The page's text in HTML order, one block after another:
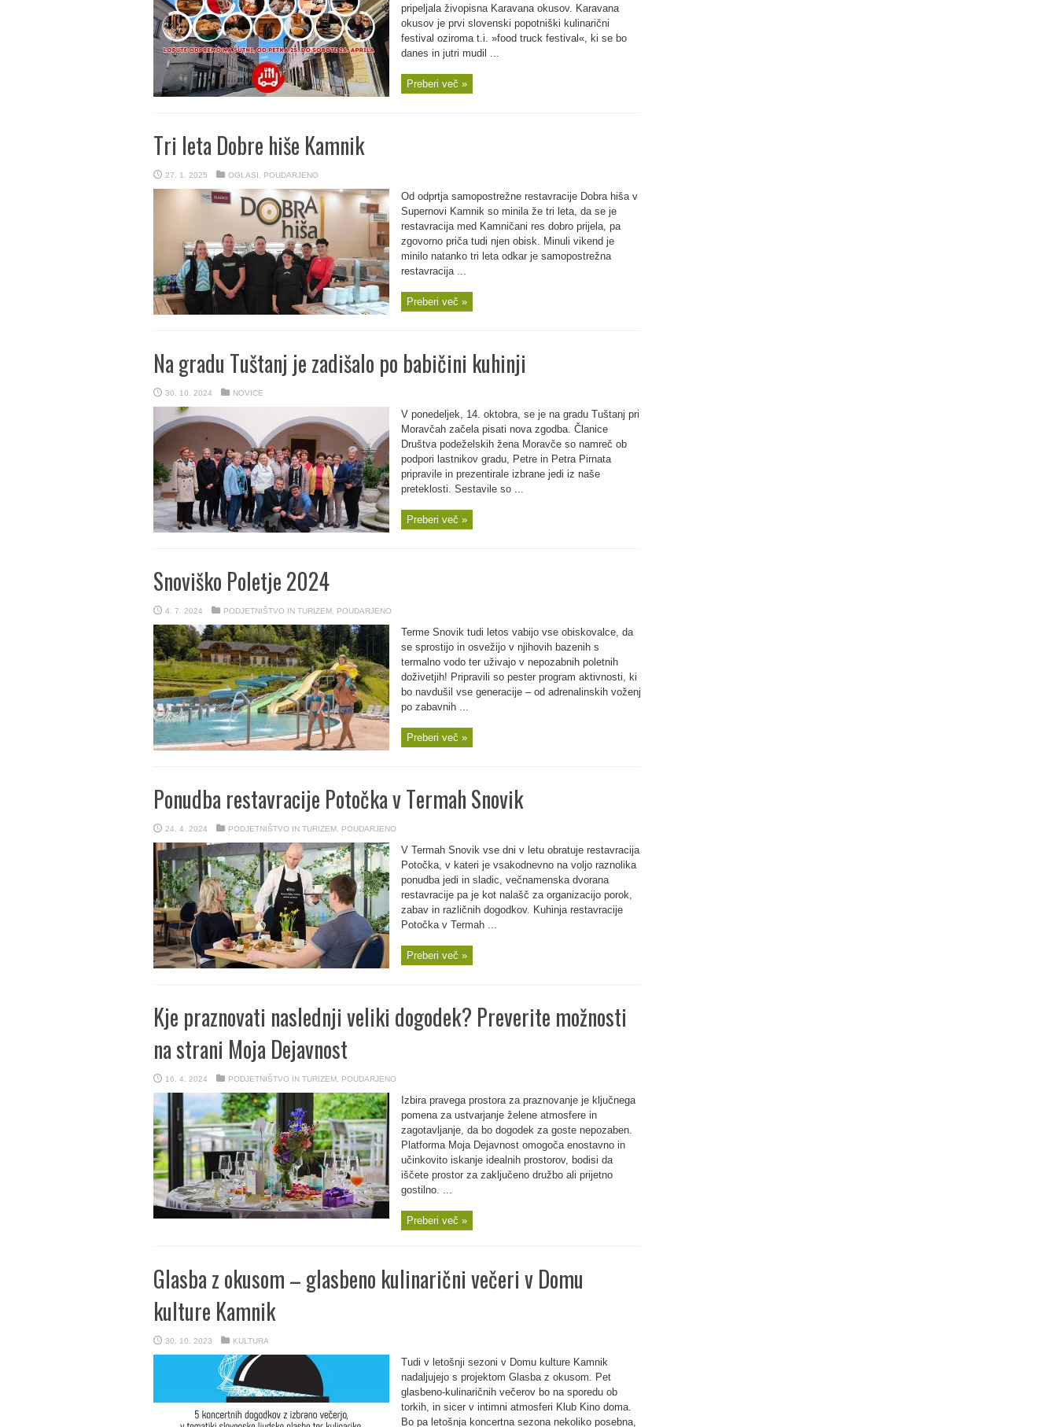
pripeljala živopisna Karavana okusov. Karavana
okusov je prvi slovenski popotniški kulinarični
festival oziroma t.i. »food truck festival«, ki se bo
danes in jutri mudil ...
Preberi več »
Tri leta Dobre hiše Kamnik
27. 1. 2025 OGLASI POUDARJENO
Od odprtja samopostrežne restavracije Dobra hiša v
Supernovi Kamnik so minila že tri leta, da se je
restavracija med Kamničani res dobro prijela, pa
zgovorno priča tudi njen obisk. Minuli vikend je
minilo natanko tri leta odkar je samopostrežna
restavracija ...
Preberi več »
Na gradu Tuštanj je zadišalo po babičini kuhinji
30. 10. 2024 NOVICE
V ponedeljek, 14. oktobra, se je na gradu Tuštanj pri
Moravčah začela pisati nova zgodba. Članice
Društva podeželskih žena Moravče so namreč ob
podpori lastnikov gradu, Petre in Petra Pirnata
pripravile in prezentirale izbrane jedi iz naše
preteklosti. Sestavile so ...
Preberi več »
Snoviško Poletje 2024
4. 7. 2024 PODJETNIŠTVO IN TURIZEM, POUDARJENO
Terme Snovik tudi letos vabijo vse obiskovalce, da
se sprostijo in osvežijo v njihovih bazenih s
termalno vodo ter uživajo v nepozabnih poletnih
doživetjih! Pripravili so pester program aktivnosti, ki
bo navdušil vse generacije – od adrenalinskih voženj
po zabavnih ...
Preberi več »
Ponudba restavracije Potočka v Termah Snovik
24. 4. 2024 PODJETNIŠTVO IN TURIZEM, POUDARJENO
V Termah Snovik vse dni v letu obratuje restavracija
Potočka, v kateri je vsakodnevno na voljo raznolika
ponudba jedi in sladic, večnamenska dvorana
restavracije pa je kot nalašč za organizacijo porok,
zabav in različnih dogodkov. Kuhinja restavracije
Potočka v Termah ...
Preberi več »
Kje praznovati naslednji veliki dogodek? Preverite možnosti
na strani Moja Dejavnost
16. 4. 2024 PODJETNIŠTVO IN TURIZEM, POUDARJENO
Izbira pravega prostora za praznovanje je ključnega
pomena za ustvarjanje želene atmosfere in
zagotavljanje, da bo dogodek za goste nepozaben.
Platforma Moja Dejavnost omogoča enostavno in
učinkovito iskanje idealnih prostorov, bodisi da
iščete prostor za zaključeno družbo ali prijetno
gostilno. ...
Preberi več »
Glasba z okusom – glasbeno kulinarični večeri v Domu
kulture Kamnik
30. 10. 2023 KULTURA
Tudi v letošnji sezoni v Domu kulture Kamnik
nadaljujejo s projektom Glasba z okusom. Pet
glasbeno-kulinaričnih večerov bo na sporedu ob
torkih, in sicer v intimni atmosferi Klub Kino doma.
Bo pa letošnja koncertna sezona nekoliko posebna,